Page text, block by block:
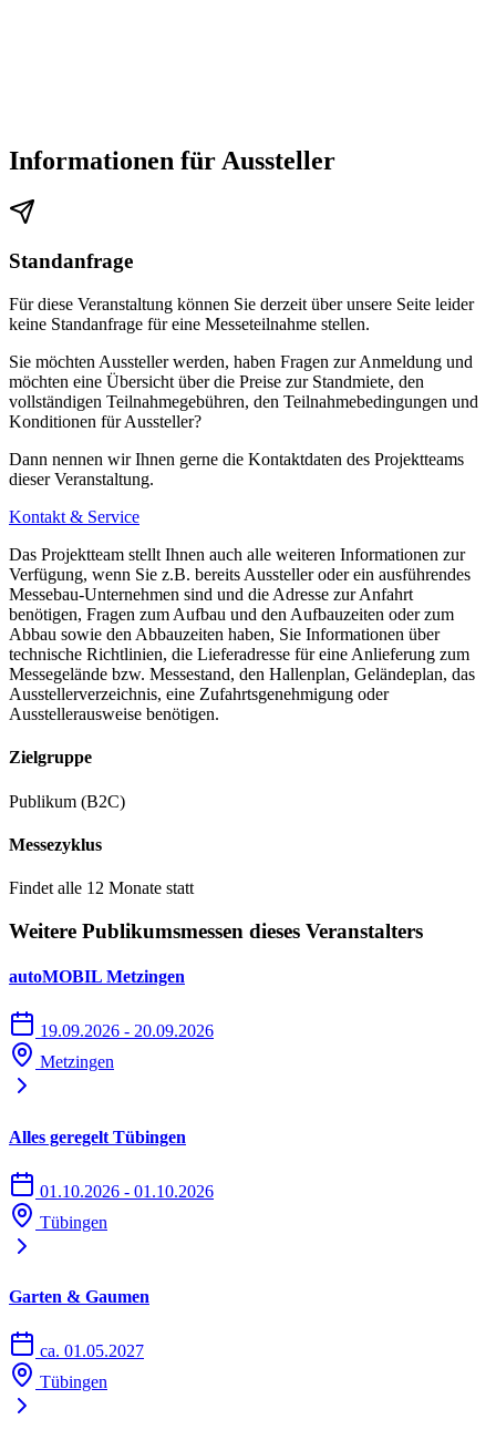
Informationen für Aussteller
Standanfrage
Für diese Veranstaltung können Sie derzeit über unsere Seite leider
keine Standanfrage für eine Messeteilnahme stellen.
Sie möchten Aussteller werden, haben Fragen zur Anmeldung und
möchten eine Übersicht über die Preise zur Standmiete, den
vollständigen Teilnahmegebühren, den Teilnahmebedingungen und
Konditionen für Aussteller?
Dann nennen wir Ihnen gerne die Kontaktdaten des Projektteams
dieser Veranstaltung.
Kontakt & Service
Das Projektteam stellt Ihnen auch alle weiteren Informationen zur
Verfügung, wenn Sie z.B. bereits Aussteller oder ein ausführendes
Messebau-Unternehmen sind und die Adresse zur Anfahrt
benötigen, Fragen zum Aufbau und den Aufbauzeiten oder zum
Abbau sowie den Abbauzeiten haben, Sie Informationen über
technische Richtlinien, die Lieferadresse für eine Anlieferung zum
Messegelände bzw. Messestand, den Hallenplan, Geländeplan, das
Ausstellerverzeichnis, eine Zufahrtsgenehmigung oder
Ausstellerausweise benötigen.
Zielgruppe
Publikum (B2C)
Messezyklus
Findet alle 12 Monate statt
Weitere Publikumsmessen dieses Veranstalters
autoMOBIL Metzingen
19.09.2026 - 20.09.2026
Metzingen
Alles geregelt Tübingen
01.10.2026 - 01.10.2026
Tübingen
Garten & Gaumen
ca. 01.05.2027
Tübingen